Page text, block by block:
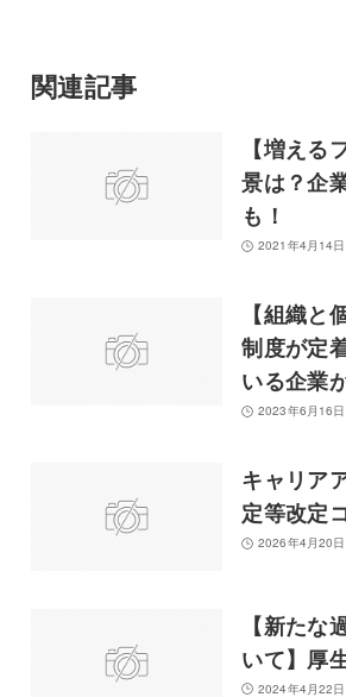
関連記事
【増える
景は？企
も！
2021年4月14日
【組織と
制度が定
いる企業
2023年6月16日
キャリア
定等改定
2026年4月20日
【新たな
いて】厚
2024年4月22日